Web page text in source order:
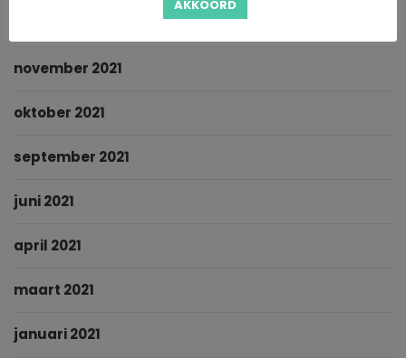
november 2021
oktober 2021
september 2021
juni 2021
april 2021
maart 2021
januari 2021
AKKOORD